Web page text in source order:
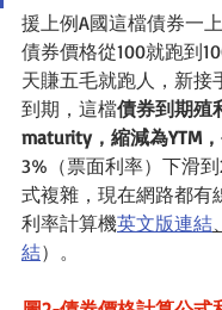
援上例A國這檔債券一
債券價格從100就跑到
天賺五毛就跑人，新接
到期，這檔債券到期殖
maturity，縮減為YTM，
3%（票面利率）下滑到
式複雜，現在網路都有
利率計算機英文版連結、
結）。